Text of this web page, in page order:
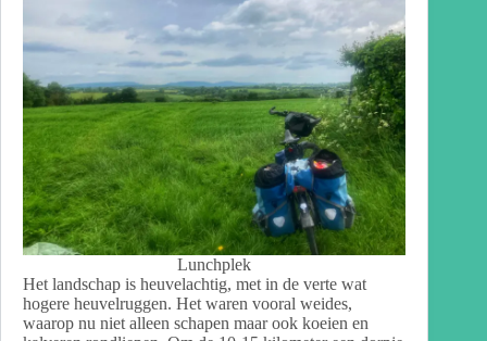
Lunchplek
Het landschap is heuvelachtig, met in de verte wat
hogere heuvelruggen. Het waren vooral weides,
waarop nu niet alleen schapen maar ook koeien en